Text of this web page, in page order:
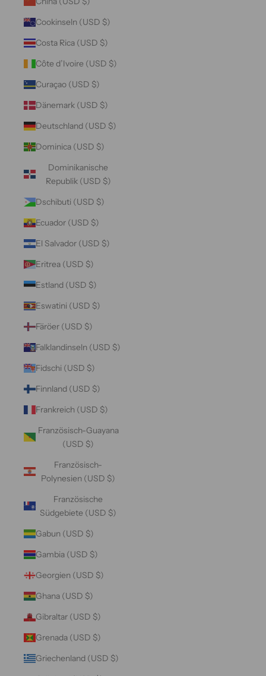
Cookinseln (USD $)
Costa Rica (USD $)
Côte d’Ivoire (USD $)
Curaçao (USD $)
Dänemark (USD $)
Deutschland (USD $)
Dominica (USD $)
Dominikanische
Republik (USD $)
Dschibuti (USD $)
Ecuador (USD $)
El Salvador (USD $)
Eritrea (USD $)
Estland (USD $)
Eswatini (USD $)
Färöer (USD $)
Falklandinseln (USD $)
Fidschi (USD $)
Finnland (USD $)
Frankreich (USD $)
Französisch-Guayana
(USD $)
Französisch-
Polynesien (USD $)
Französische
Südgebiete (USD $)
Gabun (USD $)
Gambia (USD $)
Georgien (USD $)
Ghana (USD $)
Gibraltar (USD $)
Grenada (USD $)
Griechenland (USD $)